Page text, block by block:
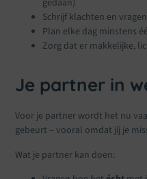
gedaan)
Schrijf klachten en
Plan elke dag minstens
Zorg dat er makkelijke,
Je partner in
Voor je partner wordt het nu
gebeurt – vooral omdat jij je
Wat je partner kan doen: